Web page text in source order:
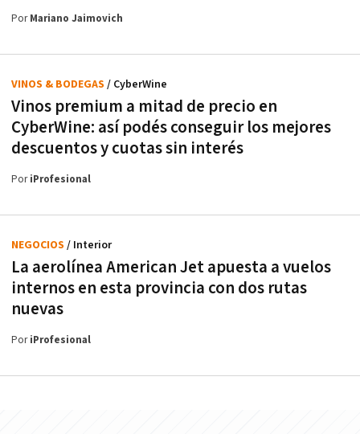
PorMariano Jaimovich
Vinos premium a mitad de precio en
CyberWine: así podés conseguir los mejores
descuentos y cuotas sin interés
VINOS & BODEGAS / CyberWine
PoriProfesional
La aerolínea American Jet apuesta a vuelos
internos en esta provincia con dos rutas
nuevas
NEGOCIOS / Interior
PoriProfesional